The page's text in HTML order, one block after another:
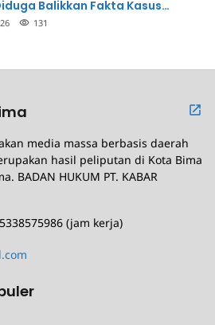
Balikkan Fakta Kasus
131
media massa berbasis daerah
hasil peliputan di Kota Bima
BADAN HUKUM PT. KABAR
(jam kerja)